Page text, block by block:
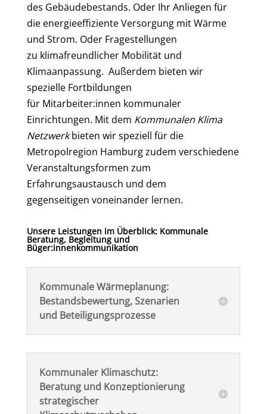
des Gebäudebestands. Oder Ihr Anliegen für
die energieeffiziente Versorgung mit Wärme
und Strom. Oder Fragestellungen
zu klimafreundlicher Mobilität und
Klimaanpassung. Außerdem bieten wir
spezielle Fortbildungen
für Mitarbeiter:innen kommunaler
Einrichtungen. Mit dem Kommunalen Klima
Netzwerkbieten wir speziell für die
Metropolregion Hamburg zudem verschiedene
Veranstaltungsformen zum
Erfahrungsaustausch und dem
gegenseitigen voneinander lernen.
Unsere Leistungen im Überblick: Kommunale
Beratung, Begleitung und
Büger:innenkommunikation
Kommunale Wärmeplanung:
Bestandsbewertung, Szenarien
und Beteiligungsprozesse
Kommunaler Klimaschutz:
Beratung und Konzeptionierung
strategischer